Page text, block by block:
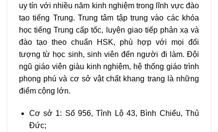
uy tín với nhiều năm kinh nghiệm trong lĩnh vực đào
tạo tiếng Trung. Trung tâm tập trung vào các khóa
học tiếng Trung cấp tốc, luyện giao tiếp phản xạ và
đào tạo theo chuẩn HSK, phù hợp với mọi đối
tượng từ học sinh, sinh viên đến người đi làm. Đội
ngũ giáo viên giàu kinh nghiệm, hệ thống giáo trình
phong phú và cơ sở vật chất khang trang là những
điểm cộng lớn.
Cơ sở 1: Số 956, Tỉnh Lộ 43, Bình Chiểu, Thủ
Đức;